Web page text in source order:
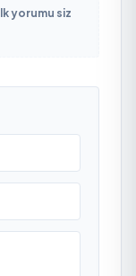
yorumu siz